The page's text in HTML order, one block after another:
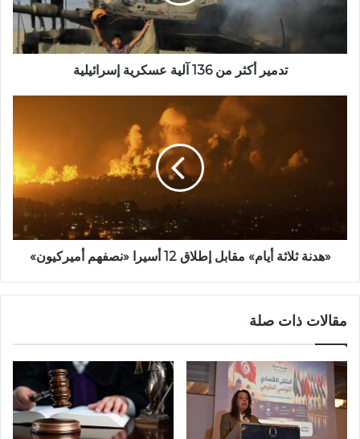
تدمير أكثر من 136 آلية عسكرية إسرائيلية
«هدنة ثلاثة أيام» مقابل إطلاق 12 أسيرا «نصفهم أميركيون»
مقالات ذات صلة